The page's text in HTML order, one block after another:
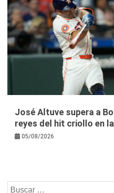
José Altuve supera a
reyes del hit criollo en
05/08/2026
Buscar: